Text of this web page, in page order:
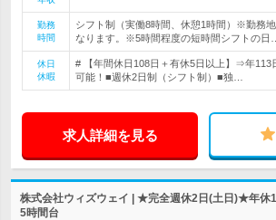
勤務
時間
シフト制（実働8時間、休憩1時間）※勤務
なります。※5時間程度の短時間シフトの日…
休日
休暇
# 【年間休日108日＋有休5日以上】⇒年113
可能！■週休2日制（シフト制）■独…
求人詳細を見る
株式会社ウィズウェイ | ★完全週休2日(土日)★年
5時間台